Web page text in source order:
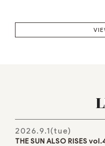
2026.9.1(tue)
THE SUN ALSO RISES